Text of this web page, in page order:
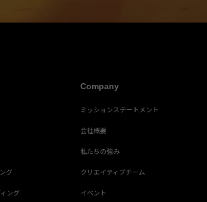
グ
ング
Company
ミッションステートメント
会社概要
私たちの強み
クリエイティブチーム
イベント